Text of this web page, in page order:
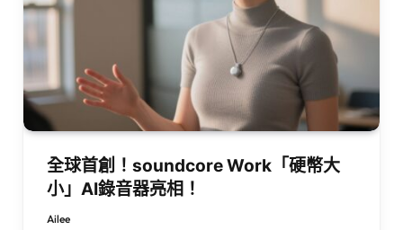
全球首創！soundcore Work「硬幣大
小」AI錄音器亮相！
Ailee